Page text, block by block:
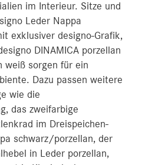
im Interieur. Sitze und
Leder Nappa
exklusiver designo-Grafik,
DINAMICA porzellan
weiß sorgen für ein
Dazu passen weitere
wie die
das zweifarbige
im Dreispeichen-
schwarz/porzellan, der
in Leder porzellan,